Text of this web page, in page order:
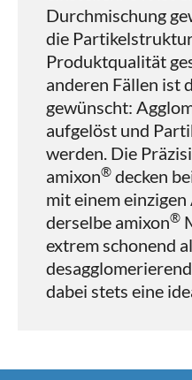
Durchmischung
die
Produktqualität
anderen Fällen ist
gewünscht:
aufgelöst und
werden. Die
amixon® decken
mit einem
derselbe amixon®
extrem schonend
dabei stets eine